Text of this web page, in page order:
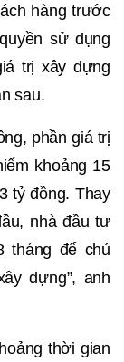
hàng trước
sử dụng
trị xây dựng
sau.
phần giá trị
khoảng 15
tỷ đồng. Thay
nhà đầu tư
tháng để chủ
dựng”, anh
thời gian